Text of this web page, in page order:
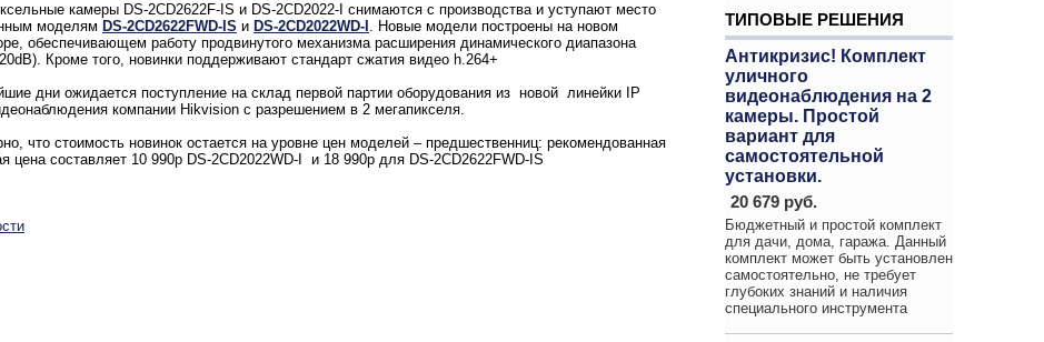
камеры DS-2CD2622F-IS и DS-2CD2022-I снимаются с производства и уступают место
моделям DS-2CD2622FWD-IS и DS-2CD2022WD-I . Новые модели построены на новом
обеспечивающем работу продвинутого механизма расширения динамического диапазона
Кроме того, новинки поддерживают стандарт сжатия видео h.264+
дни ожидается поступление на склад первой партии оборудования из новой линейки IP
компании Hikvision с разрешением в 2 мегапикселя.
что стоимость новинок остается на уровне цен моделей – предшественниц: рекомендованная
цена составляет 10 990р DS-2CD2022WD-I и 18 990р для DS-2CD2622FWD-IS
ТИПОВЫЕ РЕШЕНИЯ
Антикризис! Комплект
уличного
видеонаблюдения на 2
камеры. Простой
вариант для
самостоятельной
установки.
20 679 руб.
Бюджетный и простой комплект
для дачи, дома, гаража. Данный
комплект может быть установлен
самостоятельно, не требует
глубоких знаний и наличия
специального инструмента